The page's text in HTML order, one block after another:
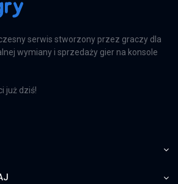
serwis stworzony przez graczy dla
wymiany i sprzedaży gier na konsole
już dziś!